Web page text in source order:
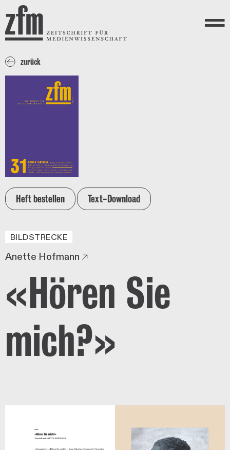
Direkt zum Inhalt
ZEITSCHRIFT FÜR
MEDIENWISSENSCHAFT
Menü
zurück
Heft bestellen Text-Download
BILDSTRECKE
Anette Hofmann
«Hören Sie
mich?»